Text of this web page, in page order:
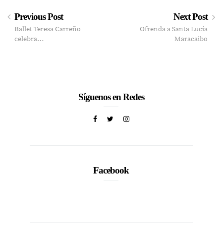
Previous Post
Ballet Teresa Carreño
celebra…
Next Post
Ofrenda a Santa Lucía
Maracaibo
Síguenos en Redes
Facebook